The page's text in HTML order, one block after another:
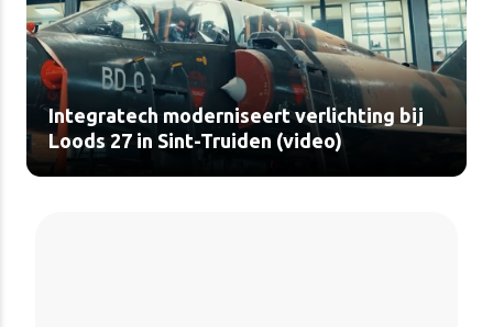
Integratech moderniseert verlichting bij
Loods 27 in Sint-Truiden (video)